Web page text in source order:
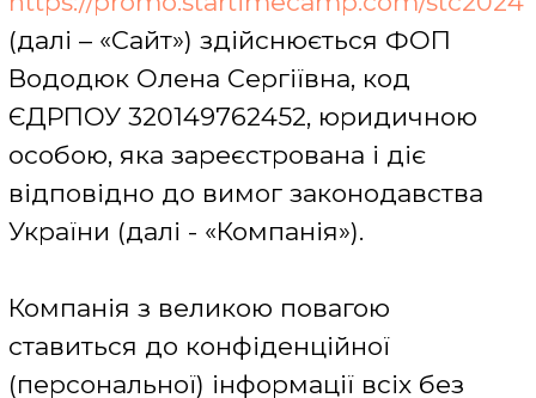
України (далі - «Компанія»).
Компанія з великою повагою
ставиться до конфіденційної
(персональної) інформації всіх без
винятку осіб, які відвідали Сайт, а
Сайтом сервісами; в зв'язку з чим,
Компанія прагне захищати
про фізичну особу, яка ідентифікована
або може бути конкретно